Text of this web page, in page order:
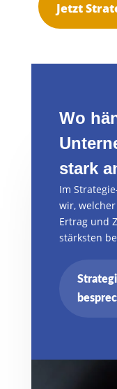
Jetzt
Wo
stark
Im
wir,
Ertrag und
stärksten